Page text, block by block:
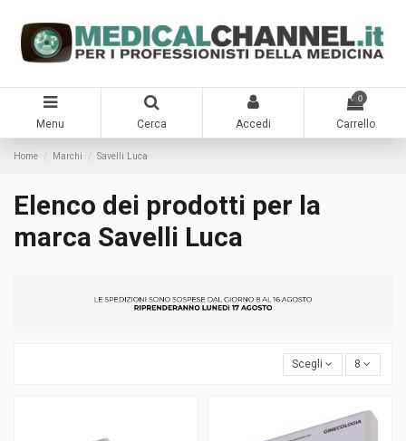
Menu Cerca Accedi
0
Carrello
Home Marchi Savelli Luca
Elenco dei prodotti per la
marca Savelli Luca
Scegli 8